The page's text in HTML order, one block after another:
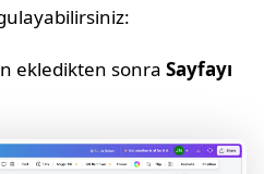
ekledikten sonra Sayfayı